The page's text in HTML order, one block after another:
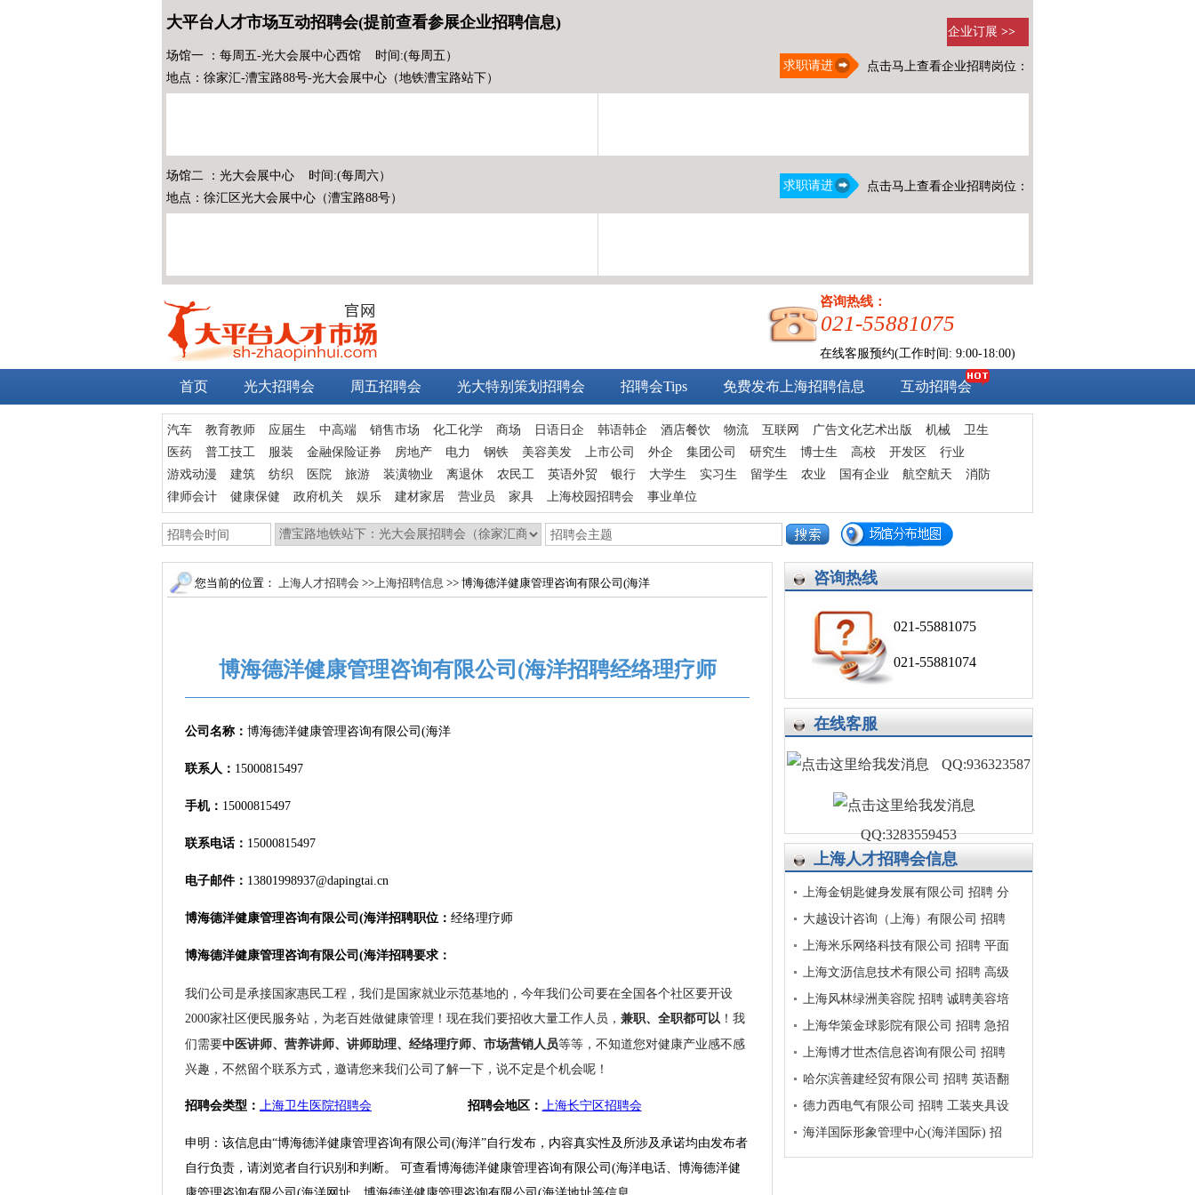
大平台人才市场互动招聘会(提前查看参展企业招聘信息)
点击马上查看企业招聘岗位：
场馆一 ：每周五-光大会展中心西馆 时间:(每周五）
地点：徐家汇-漕宝路88号-光大会展中心（地铁漕宝路站下）
求职请进
点击马上查看企业招聘岗位：
场馆二 ：光大会展中心 时间:(每周六）
地点：徐汇区光大会展中心（漕宝路88号）
求职请进
企业订展 >>
咨询热线：
021-55881075
在线客服预约(工作时间: 9:00-18:00)
首页 光大招聘会 周五招聘会 光大特别策划招聘会 招聘会Tips 免费发布上海招聘信息 互动招聘会
发布求职简历
汽车 教育教师 应届生 中高端 销售市场 化工化学 商场 日语日企 韩语韩企 酒店餐饮 物流 互联网 广告文化艺术出版 机械
卫生
医药
普工技工 服装 金融保险证券 房地产 电力 钢铁 美容美发 上市公司 外企 集团公司 研究生 博士生 高校 开发区
行业
游戏动漫
建筑 纺织 医院 旅游 装潢物业 离退休 农民工 英语外贸 银行 大学生 实习生 留学生 农业 国有企业 航空航天
消防
律师会计
健康保健 政府机关 娱乐 建材家居 营业员 家具 上海校园招聘会 事业单位
咨询热线
021-55881075
021-55881074
在线客服
QQ:936323587
QQ:3283559453
上海人才招聘会信息
上海金钥匙健身发展有限公司 招聘 分
大越设计咨询（上海）有限公司 招聘
上海米乐网络科技有限公司 招聘 平面
上海文沥信息技术有限公司 招聘 高级
上海风林绿洲美容院 招聘 诚聘美容培
上海华策金球影院有限公司 招聘 急招
上海博才世杰信息咨询有限公司 招聘
哈尔滨善建经贸有限公司 招聘 英语翻
德力西电气有限公司 招聘 工装夹具设
海洋国际形象管理中心(海洋国际) 招
您当前的位置： 上海人才招聘会 >>上海招聘信息 >> 博海德洋健康管理咨询有限公司(海洋
博海德洋健康管理咨询有限公司(海洋招聘经络理疗师
公司名称： 博海德洋健康管理咨询有限公司(海洋
联系人： 15000815497
手机： 15000815497
联系电话： 15000815497
电子邮件： 13801998937@dapingtai.cn
博海德洋健康管理咨询有限公司(海洋招聘职位： 经络理疗师
博海德洋健康管理咨询有限公司(海洋招聘要求：
我们公司是承接国家惠民工程，我们是国家就业示范基地的，今年我们公司要在全国各个社区要开设
2000家社区便民服务站，为老百姓做健康管理！现在我们要招收大量工作人员， 兼职、全职都可以 ！我
们需要中医讲师、营养讲师、讲师助理、经络理疗师、市场营销人员等等，不知道您对健康产业感不感
兴趣，不然留个联系方式，邀请您来我们公司了解一下，说不定是个机会呢！
招聘会地区： 上海长宁区招聘会
招聘会类型： 上海卫生医院招聘会
申明：该信息由“博海德洋健康管理咨询有限公司(海洋”自行发布，内容真实性及所涉及承诺均由发布者
自行负责，请浏览者自行识别和判断。 可查看博海德洋健康管理咨询有限公司(海洋电话、博海德洋健